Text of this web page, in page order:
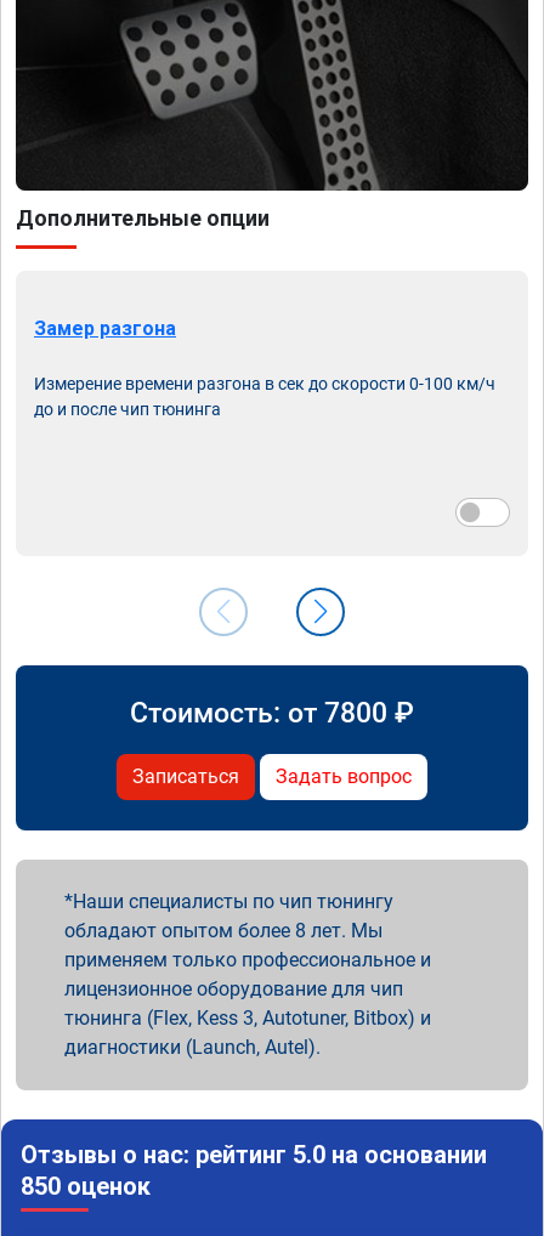
Дополнительные опции
Замер разгона
Измерение времени разгона в сек до скорости 0-100 км/ч
до и после чип тюнинга
Стоимость: от 7800 ₽
Записаться Задать вопрос
Наши специалисты по чип тюнингу
обладают опытом более 8 лет. Мы
применяем только профессиональное и
лицензионное оборудование для чип
тюнинга (Flex, Kess 3, Autotuner, Bitbox) и
диагностики (Launch, Autel).
Отзывы о нас: рейтинг 5.0 на основании
850 оценок